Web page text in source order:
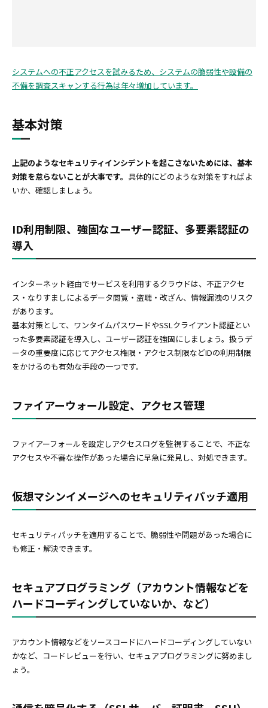
システムへの不正アクセスを試みるため、システムの脆弱性や設備の
不備を調査スキャンする行為は年々増加しています。
基本対策
上記のようなセキュリティインシデントを起こさないためには、基本
対策を怠らないことが大事です。 具体的にどのような対策をすればよ
いか、確認しましょう。
ID利用制限、強固なユーザー認証、多要素認証の
導入
インターネット経由でサービスを利用するクラウドは、不正アクセ
ス・なりすましによるデータ閲覧・盗聴・改ざん、情報漏洩のリスク
があります。
基本対策として、ワンタイムパスワードやSSLクライアント認証とい
った多要素認証を導入し、ユーザー認証を強固にしましょう。扱うデ
ータの重要度に応じてアクセス権限・アクセス制限などIDの利用制限
をかけるのも有効な手段の一つです。
ファイアーウォール設定、アクセス管理
ファイアーフォールを設定しアクセスログを監視することで、不正な
アクセスや不審な操作があった場合に早急に発見し、対処できます。
仮想マシンイメージへのセキュリティパッチ適用
セキュリティパッチを適用することで、脆弱性や問題があった場合に
も修正・解決できます。
セキュアプログラミング（アカウント情報などを
ハードコーディングしていないか、など）
アカウント情報などをソースコードにハードコーディングしていない
かなど、コードレビューを行い、セキュアプログラミングに努めまし
ょう。